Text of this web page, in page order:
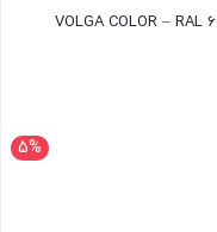
5%